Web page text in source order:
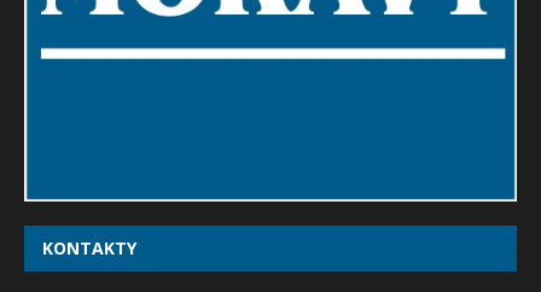
KONTAKTY